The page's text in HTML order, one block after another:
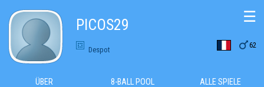
PICOS29
Despot 62
☰
ÜBER 8-BALL POOL ALLE SPIELE